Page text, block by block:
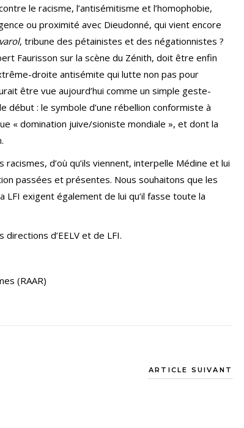
le racisme, l’antisémitisme et l’homophobie,
ou proximité avec Dieudonné, qui vient encore
, tribune des pétainistes et des négationnistes ?
Faurisson sur la scène du Zénith, doit être enfin
droite antisémite qui lutte non pas pour
être vue aujourd’hui comme un simple geste-
début : le symbole d’une rébellion conformiste à
« domination juive/sioniste mondiale », et dont la
d’où qu’ils viennent, interpelle Médine et lui
passées et présentes. Nous souhaitons que les
LFI exigent également de lui qu’il fasse toute la
d’EELV et de LFI.
(RAAR)
ARTICLE SUIVANT